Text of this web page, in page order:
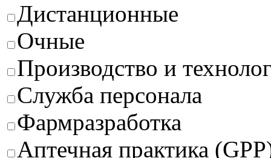
Дистанционные
Очные
Производство и
Служба персонала
Фармразработка
Аптечная практика